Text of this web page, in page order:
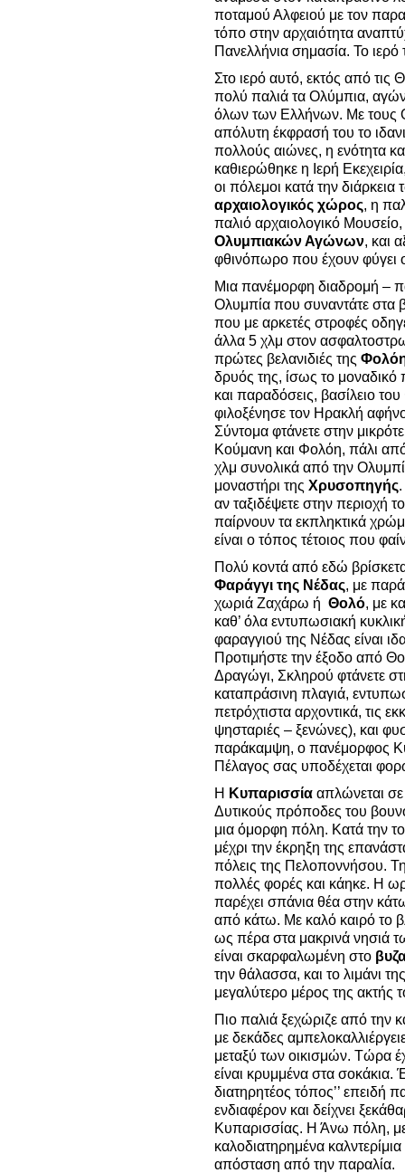
ποταμού Αλφειού με τον
τόπο στην αρχαιότητα
Πανελλήνια σημασία. Το
Στο ιερό αυτό, εκτός από τις
πολύ παλιά τα Ολύμπια,
όλων των Ελλήνων. Με τους
απόλυτη έκφρασή του το
πολλούς αιώνες, η ενότητα
καθιερώθηκε η Ιερή
οι πόλεμοι κατά την
αρχαιολογικός χώρος, η
παλιό αρχαιολογικό Μουσείο,
Ολυμπιακών Αγώνων, και
φθινόπωρο που έχουν φύγει
Μια πανέμορφη διαδρομή –
Ολυμπία που συναντάτε στα
που με αρκετές στροφές
άλλα 5 χλμ στον
πρώτες βελανιδιές της
δρυός της, ίσως το
και παραδόσεις, βασίλειο
φιλοξένησε τον Ηρακλή
Σύντομα φτάνετε στην
Κούμανη και Φολόη, πάλι
χλμ συνολικά από την
μοναστήρι της Χρυσοπηγής
αν ταξιδέψετε στην περιοχή
παίρνουν τα εκπληκτικά
είναι ο τόπος τέτοιος που
Πολύ κοντά από εδώ
Φαράγγι της Νέδας, με
χωριά Ζαχάρω ή Θολό, με
καθ’ όλα εντυπωσιακή
φαραγγιού της Νέδας είναι
Προτιμήστε την έξοδο από
Δραγώγι, Σκληρού φτάνετε
καταπράσινη πλαγιά,
πετρόχτιστα αρχοντικά, τις
ψησταριές – ξενώνες), και
παράκαμψη, ο πανέμορφος
Πέλαγος σας υποδέχεται
Η Κυπαρισσία απλώνεται
Δυτικούς πρόποδες του
μια όμορφη πόλη. Κατά την
μέχρι την έκρηξη της
πόλεις της Πελοποννήσου.
πολλές φορές και κάηκε. Η
παρέχει σπάνια θέα στην
από κάτω. Με καλό καιρό το
ως πέρα στα μακρινά νησιά
είναι σκαρφαλωμένη στο
την θάλασσα, και το λιμάνι
μεγαλύτερο μέρος της ακτής
Πιο παλιά ξεχώριζε από την
με δεκάδες
μεταξύ των οικισμών. Τώρα
είναι κρυμμένα στα σοκάκια.
διατηρητέος τόπος’’ επειδή
ενδιαφέρον και δείχνει
Κυπαρισσίας. Η Άνω πόλη,
καλοδιατηρημένα
απόσταση από την παραλία.